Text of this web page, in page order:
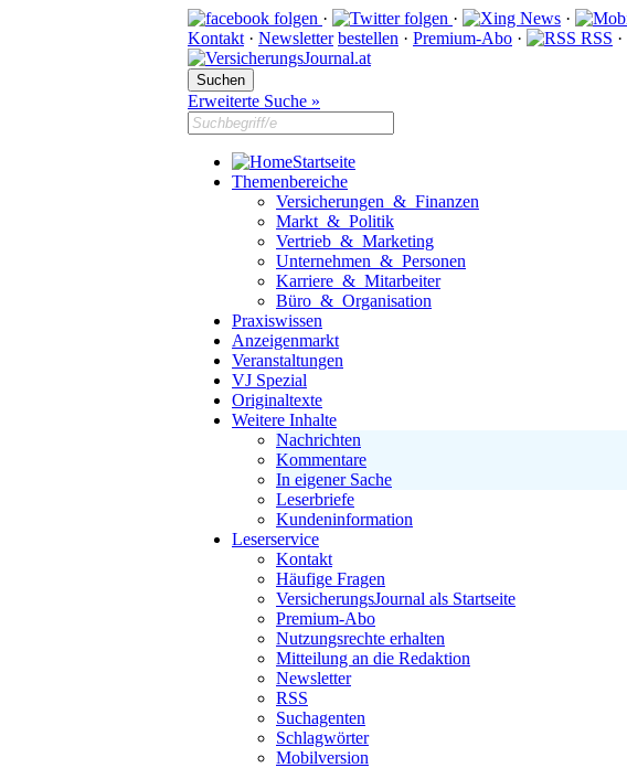
· ·
·
Kontakt · Newsletter bestellen · Premium-Abo · RSS ·
Erweiterte Suche »
Startseite
Themenbereiche
Versicherungen & Finanzen
Markt & Politik
Vertrieb & Marketing
Unternehmen & Personen
Karriere & Mitarbeiter
Büro & Organisation
Praxiswissen
Anzeigenmarkt
Veranstaltungen
VJ Spezial
Originaltexte
Weitere Inhalte
Nachrichten
Kommentare
In eigener Sache
Leserbriefe
Kundeninformation
Leserservice
Kontakt
Häufige Fragen
VersicherungsJournal als Startseite
Premium-Abo
Nutzungsrechte erhalten
Mitteilung an die Redaktion
Newsletter
RSS
Suchagenten
Schlagwörter
Mobilversion